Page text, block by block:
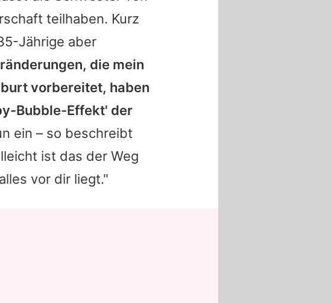
teilhaben. Kurz
Jährige aber
die mein
vorbereitet, haben
Bubble-Effekt' der
ein – so beschreibt
ist das der Weg
vor dir liegt."